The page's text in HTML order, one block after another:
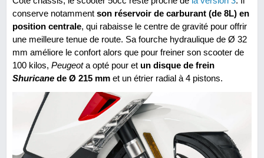
conserve notamment son réservoir de carburant (de 8L) en
position centrale, qui rabaisse le centre de gravité pour offrir
une meilleure tenue de route. Sa fourche hydraulique de Ø 32
mm améliore le confort alors que pour freiner son scooter de
100 kilos, Peugeota opté pour et un disque de frein
Shuricane de Ø 215 mm et un étrier radial à 4 pistons.